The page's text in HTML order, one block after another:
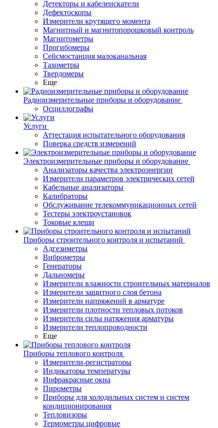
Детекторы и кабелеискатели
Дефектоскопы
Измерители крутящего момента
Магнитный и магнитопорошковый контроль
Магнитометры
Прогибомеры
Сейсмостанция малоканальная
Тахометры
Твердомеры
Еще
Радиоизмерительные приборы и оборудование
Осциллографы
Услуги
Аттестация испытательного оборудования
Поверка средств измерений
Электроизмерительные приборы и оборудование
Анализаторы качества электроэнергии
Измерители параметров электрических сетей
Кабельные анализаторы
Калибраторы
Обслуживание телекоммуникационных сетей
Тестеры электроустановок
Токовые клещи
Приборы строительного контроля и испытаний
Адгезиметры
Виброметры
Генераторы
Дальномеры
Измерители влажности строительных материалов
Измерители защитного слоя бетона
Измерители напряжений в арматуре
Измерители плотности тепловых потоков
Измерители силы натяжения арматуры
Измерители теплопроводности
Еще
Приборы теплового контроля
Измерители-регистраторы
Индикаторы температуры
Инфракрасные окна
Пирометры
Приборы для холодильных систем и систем
кондиционирования
Тепловизоры
Термометры цифровые